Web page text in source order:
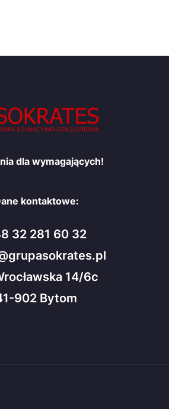
dla wymagających!
kontaktowe:
32 281 60 32
14/6c
902 Bytom